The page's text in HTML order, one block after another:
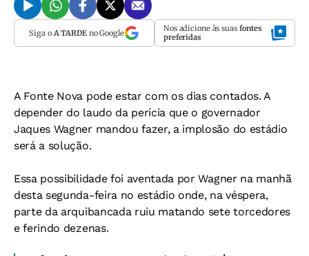
Siga o A TARDEno Google Nos adicione às suas fontes
preferidas
A Fonte Nova pode estar com os dias contados. A
depender do laudo da perícia que o governador
Jaques Wagner mandou fazer, a implosão do estádio
será a solução.
Essa possibilidade foi aventada por Wagner na manhã
desta segunda-feira no estádio onde, na véspera,
parte da arquibancada ruiu matando sete torcedores
e ferindo dezenas.